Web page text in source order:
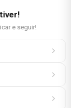
e seguir!